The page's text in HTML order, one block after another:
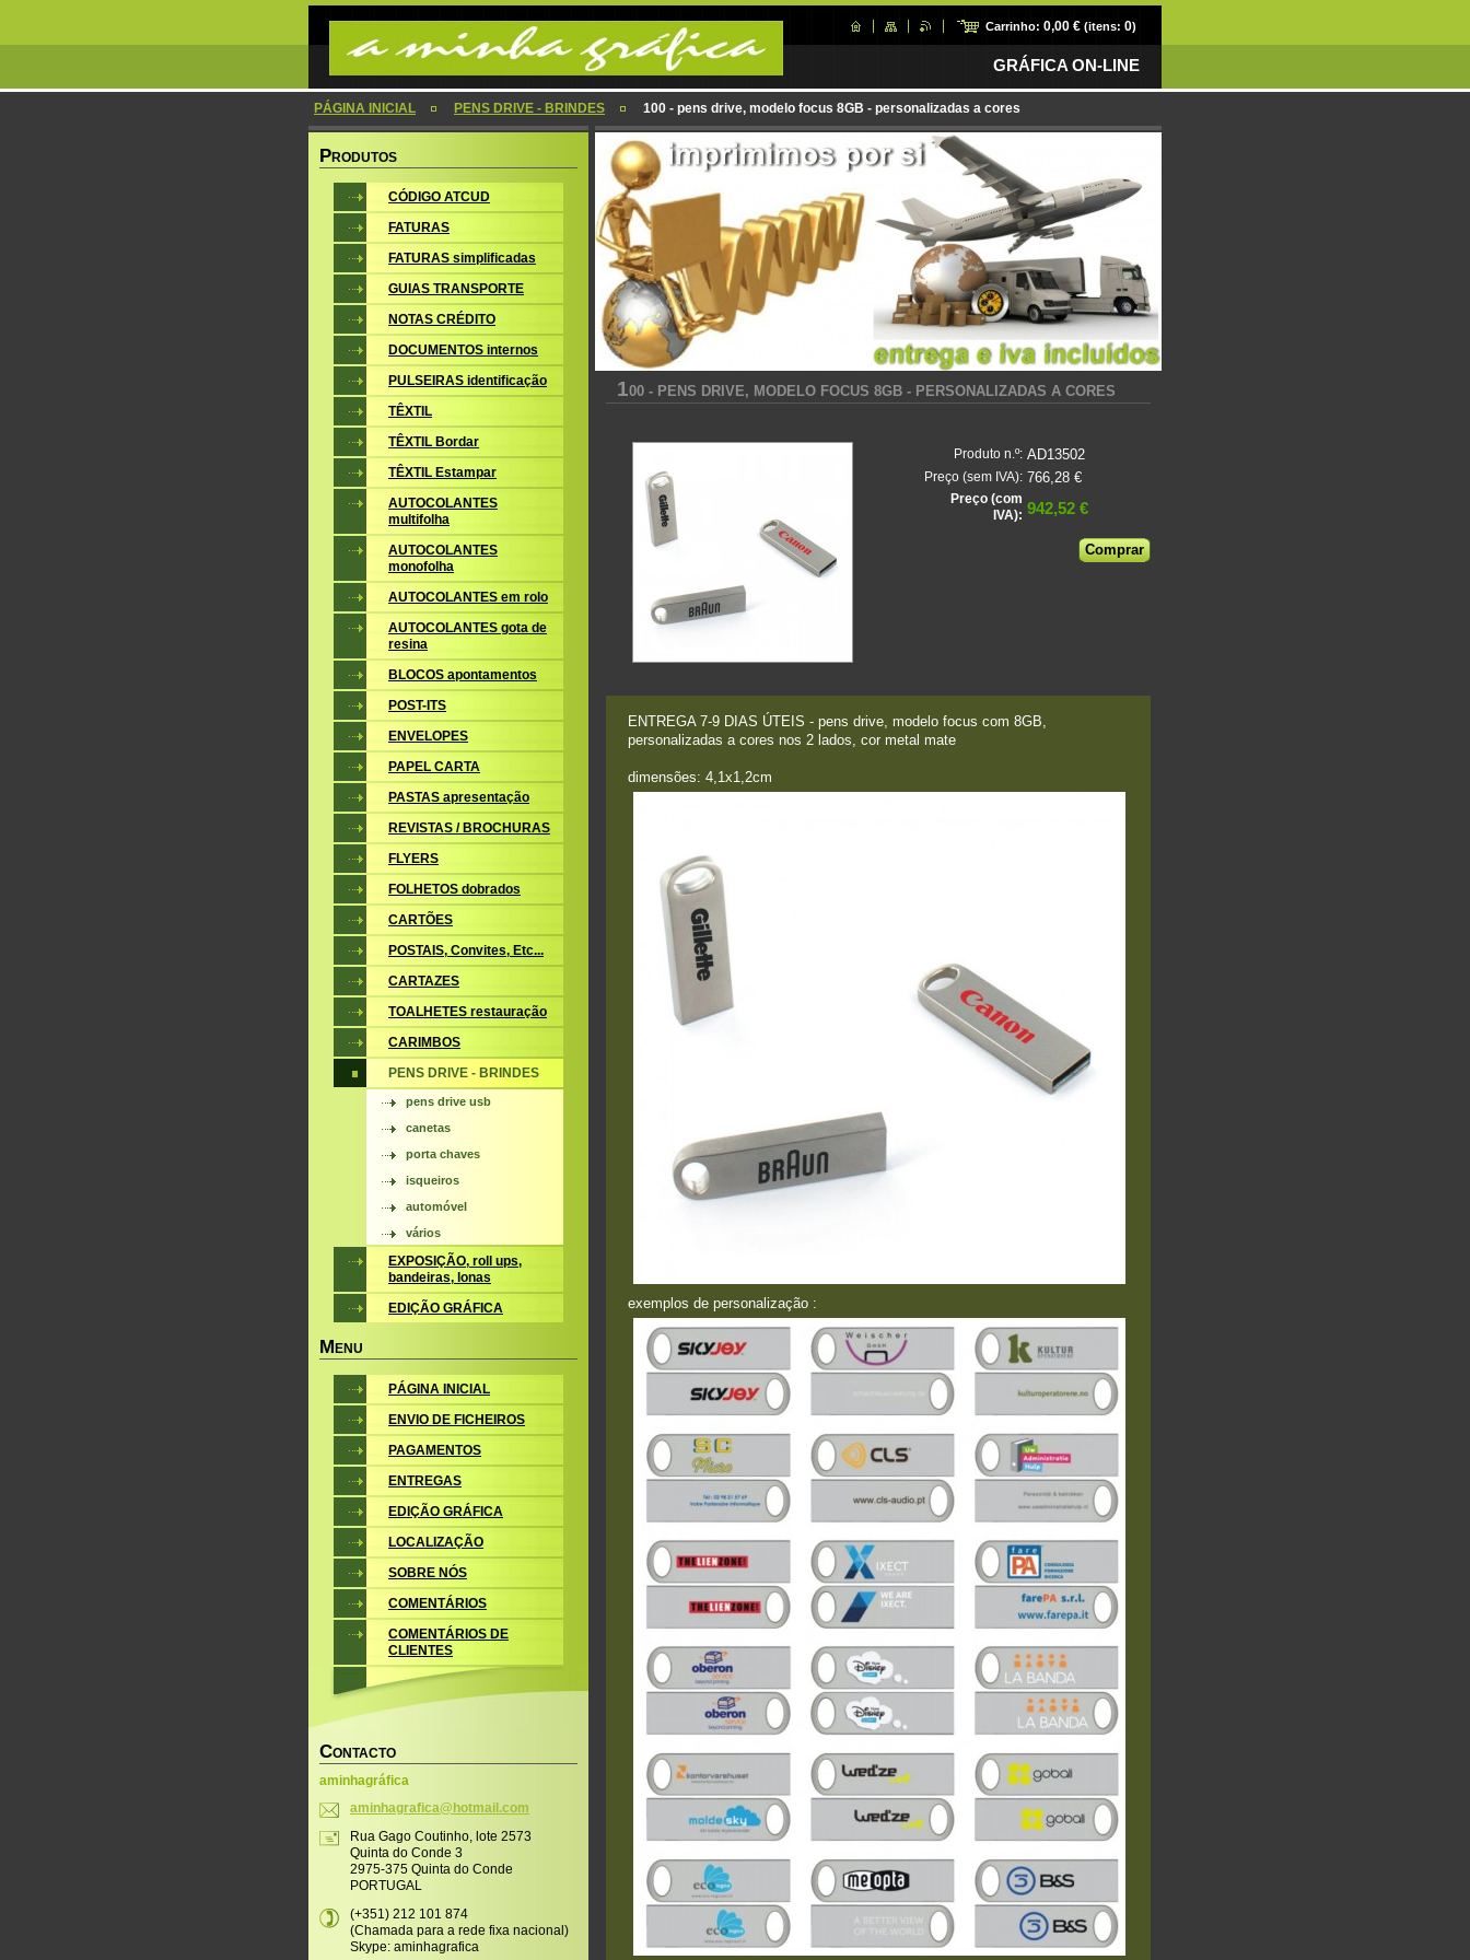
Carrinho: 0,00 € (itens: 0)
GRÁFICA ON-LINE
PÁGINA INICIAL PENS DRIVE - BRINDES 100 - pens drive, modelo focus 8GB - personalizadas a cores
100 - PENS DRIVE, MODELO FOCUS 8GB - PERSONALIZADAS A CORES
Produto n.º: AD13502
Preço (sem IVA): 766,28 €
Preço (com
IVA): 942,52 €
ENTREGA 7-9 DIAS ÚTEIS - pens drive, modelo focus com 8GB,
personalizadas a cores nos 2 lados, cor metal mate
dimensões: 4,1x1,2cm
exemplos de personalização :
PRODUTOS
CÓDIGO ATCUD
FATURAS
FATURAS simplificadas
GUIAS TRANSPORTE
NOTAS CRÉDITO
DOCUMENTOS internos
PULSEIRAS identificação
TÊXTIL
TÊXTIL Bordar
TÊXTIL Estampar
AUTOCOLANTES
multifolha
AUTOCOLANTES
monofolha
AUTOCOLANTES em rolo
AUTOCOLANTES gota de
resina
BLOCOS apontamentos
POST-ITS
ENVELOPES
PAPEL CARTA
PASTAS apresentação
REVISTAS / BROCHURAS
FLYERS
FOLHETOS dobrados
CARTÕES
POSTAIS, Convites, Etc...
CARTAZES
TOALHETES restauração
CARIMBOS
PENS DRIVE - BRINDES
pens drive usb
canetas
porta chaves
isqueiros
automóvel
vários
EXPOSIÇÃO, roll ups,
bandeiras, lonas
EDIÇÃO GRÁFICA
M ENU
PÁGINA INICIAL
ENVIO DE FICHEIROS
PAGAMENTOS
ENTREGAS
EDIÇÃO GRÁFICA
LOCALIZAÇÃO
SOBRE NÓS
COMENTÁRIOS
COMENTÁRIOS DE
CLIENTES
CONTACTO
aminhagráfica
aminhagrafica@hotmail.com
Rua Gago Coutinho, lote 2573
Quinta do Conde 3
2975-375 Quinta do Conde
PORTUGAL
(+351) 212 101 874
(Chamada para a rede fixa nacional)
Skype: aminhagrafica